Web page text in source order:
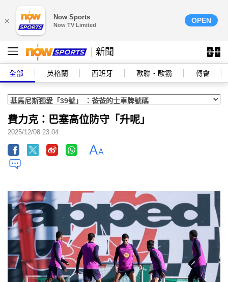
× Now Sports
Now TV Limited
OPEN
新聞
全部 英格蘭 西班牙 歐聯‧歐霸 轉會
費力克：巴塞高位防守「升呢」
2025/12/08 23:04